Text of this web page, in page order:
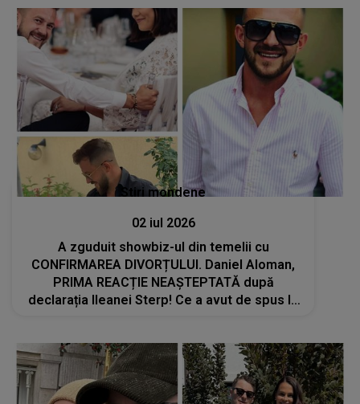
Stiri mondene
02 iul 2026
A zguduit showbiz-ul din temelii cu
CONFIRMAREA DIVORȚULUI. Daniel Aloman,
PRIMA REACȚIE NEAȘTEPTATĂ după
declarația Ileanei Sterp! Ce a avut de spus la